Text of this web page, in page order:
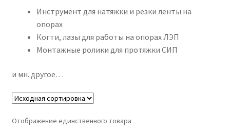
Инструмент для натяжки и резки ленты на
опорах
Когти, лазы для работы на опорах ЛЭП
Монтажные ролики для протяжки СИП
и мн. другое…
Отображение единственного товара